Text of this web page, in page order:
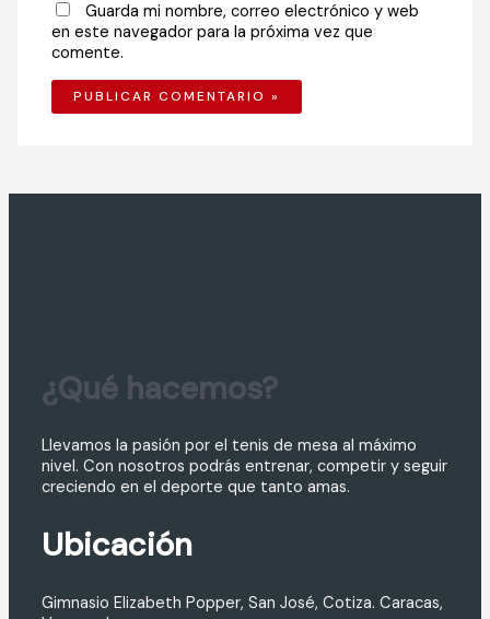
Guarda mi nombre, correo electrónico y web
en este navegador para la próxima vez que
comente.
¿Qué hacemos?
Llevamos la pasión por el tenis de mesa al máximo
nivel. Con nosotros podrás entrenar, competir y seguir
creciendo en el deporte que tanto amas.
Ubicación
Gimnasio Elizabeth Popper, San José, Cotiza. Caracas,